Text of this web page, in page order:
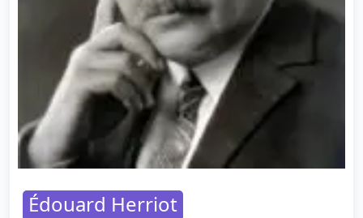
Édouard Herriot